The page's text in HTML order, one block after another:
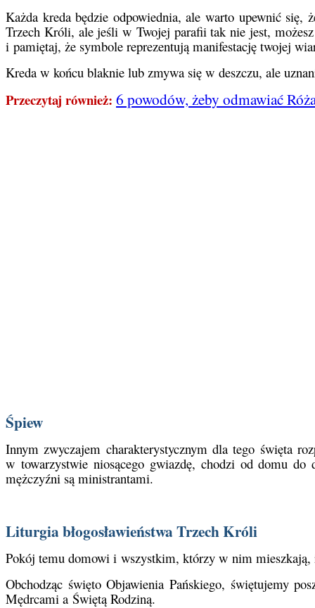
Każda kreda będzie odpowiednia, ale warto upewnić się,
Trzech Króli, ale jeśli w Twojej parafii tak nie jest, możesz
i pamiętaj, że symbole reprezentują manifestację twojej
Kreda w końcu blaknie lub zmywa się w deszczu, ale
Przeczytaj również: 6 powodów, żeby odmawiać
Śpiew
Innym zwyczajem charakterystycznym dla tego święta
w towarzystwie niosącego gwiazdę, chodzi od domu
mężczyźni są ministrantami.
Liturgia błogosławieństwa Trzech Króli
Pokój temu domowi i wszystkim, którzy w nim
Obchodząc święto Objawienia Pańskiego, świętujemy
Mędrcami a Świętą Rodziną.